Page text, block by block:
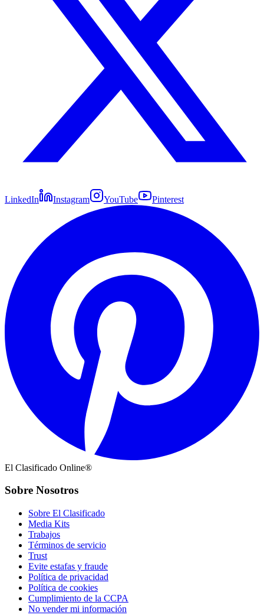
LinkedIn Instagram YouTube Pinterest
El Clasificado Online®
Sobre Nosotros
Sobre El Clasificado
Media Kits
Trabajos
Términos de servicio
Trust
Evite estafas y fraude
Política de privacidad
Política de cookies
Cumplimiento de la CCPA
No vender mi información